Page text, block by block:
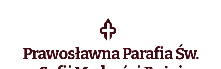
Prawosławna Parafia Św.